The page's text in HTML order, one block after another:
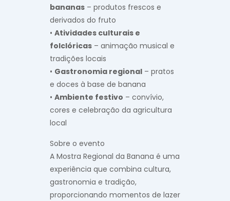
bananas – produtos frescos e
derivados do fruto
• Atividades culturais e
folclóricas – animação musical e
tradições locais
• Gastronomia regional – pratos
e doces à base de banana
• Ambiente festivo – convívio,
cores e celebração da agricultura
local
Sobre o evento
A Mostra Regional da Banana é uma
experiência que combina cultura,
gastronomia e tradição,
proporcionando momentos de lazer